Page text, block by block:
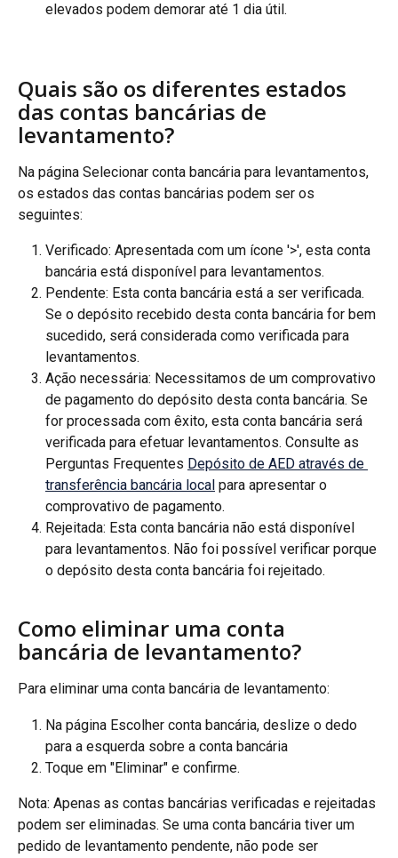
elevados podem demorar até 1 dia útil.
Quais são os diferentes estados
das contas bancárias de
levantamento?
Na página Selecionar conta bancária para levantamentos,
os estados das contas bancárias podem ser os
seguintes:
Verificado: Apresentada com um ícone '>', esta conta
bancária está disponível para levantamentos.
Pendente: Esta conta bancária está a ser verificada.
Se o depósito recebido desta conta bancária for bem
sucedido, será considerada como verificada para
levantamentos.
Ação necessária: Necessitamos de um comprovativo
de pagamento do depósito desta conta bancária. Se
for processada com êxito, esta conta bancária será
verificada para efetuar levantamentos. Consulte as
Perguntas Frequentes Depósito de AED através de
transferência bancária local para apresentar o
comprovativo de pagamento.
Rejeitada: Esta conta bancária não está disponível
para levantamentos. Não foi possível verificar porque
o depósito desta conta bancária foi rejeitado.
Como eliminar uma conta
bancária de levantamento?
Para eliminar uma conta bancária de levantamento:
Na página Escolher conta bancária, deslize o dedo
para a esquerda sobre a conta bancária
Toque em "Eliminar" e confirme.
Nota: Apenas as contas bancárias verificadas e rejeitadas
podem ser eliminadas. Se uma conta bancária tiver um
pedido de levantamento pendente, não pode ser